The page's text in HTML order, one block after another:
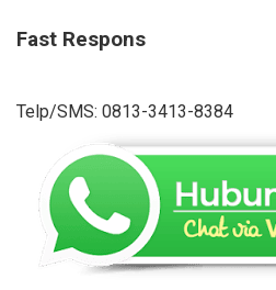
Fast Respons
Telp/SMS: 0813-3413-8384